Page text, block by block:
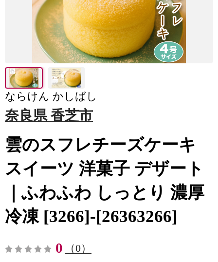
ならけん かしばし
奈良県 香芝市
雲のスフレチーズケーキ
スイーツ 洋菓子 デザート
｜ふわふわ しっとり 濃厚
冷凍 [3266]-[26363266]
0 （0）